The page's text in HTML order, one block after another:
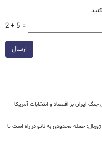
2 + 5 =
ارسال
ایران بر اقتصاد و انتخابات آمریکا
حمله محدودی به ناتو در راه است تا